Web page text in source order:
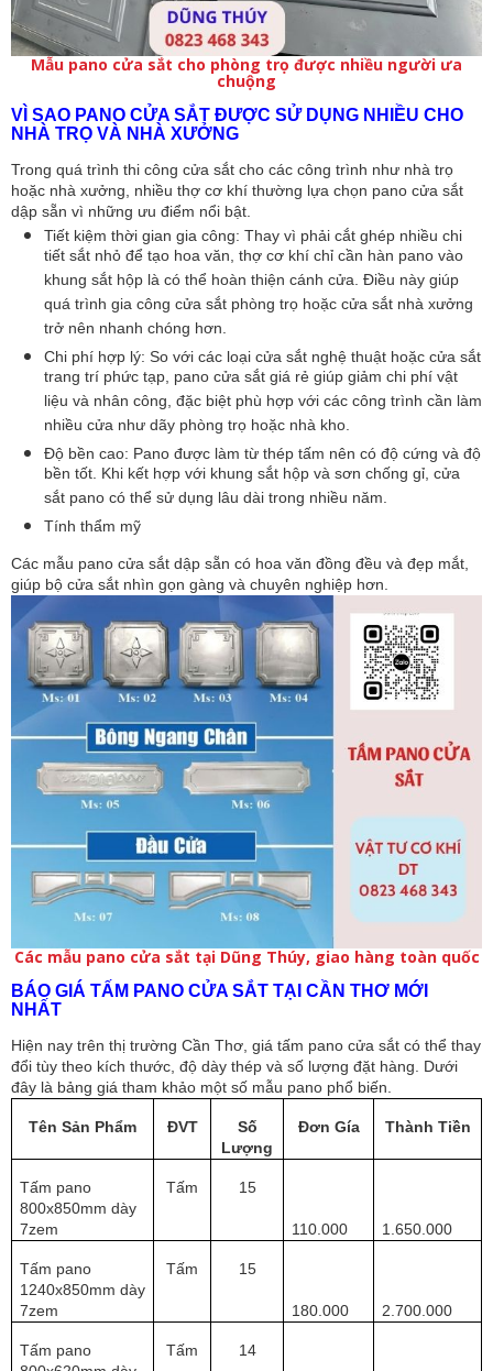
Mẫu pano cửa sắt cho phòng trọ được nhiều người ưa
chuộng
VÌ SAO PANO CỬA SẮT ĐƯỢC SỬ DỤNG NHIỀU CHO
NHÀ TRỌ VÀ NHÀ XƯỞNG
Trong quá trình thi công cửa sắt cho các công trình như nhà trọ
hoặc nhà xưởng, nhiều thợ cơ khí thường lựa chọn pano cửa sắt
dập sẵn vì những ưu điểm nổi bật.
Tiết kiệm thời gian gia công: Thay vì phải cắt ghép nhiều chi
tiết sắt nhỏ để tạo hoa văn, thợ cơ khí chỉ cần hàn pano vào
khung sắt hộp là có thể hoàn thiện cánh cửa. Điều này giúp
quá trình gia công cửa sắt phòng trọ hoặc cửa sắt nhà xưởng
trở nên nhanh chóng hơn.
Chi phí hợp lý: So với các loại cửa sắt nghệ thuật hoặc cửa sắt
trang trí phức tạp, pano cửa sắt giá rẻ giúp giảm chi phí vật
liệu và nhân công, đặc biệt phù hợp với các công trình cần làm
nhiều cửa như dãy phòng trọ hoặc nhà kho.
Độ bền cao: Pano được làm từ thép tấm nên có độ cứng và độ
bền tốt. Khi kết hợp với khung sắt hộp và sơn chống gỉ, cửa
sắt pano có thể sử dụng lâu dài trong nhiều năm.
Tính thẩm mỹ
Các mẫu pano cửa sắt dập sẵn có hoa văn đồng đều và đẹp mắt,
giúp bộ cửa sắt nhìn gọn gàng và chuyên nghiệp hơn.
Các mẫu pano cửa sắt tại Dũng Thúy, giao hàng toàn quốc
BÁO GIÁ TẤM PANO CỬA SẮT TẠI CẦN THƠ MỚI
NHẤT
Hiện nay trên thị trường Cần Thơ, giá tấm pano cửa sắt có thể thay
đổi tùy theo kích thước, độ dày thép và số lượng đặt hàng. Dưới
đây là bảng giá tham khảo một số mẫu pano phổ biến.
Tên Sản Phẩm ĐVT
Số
Lượng
Đơn Gía Thành Tiền
Tấm pano
800x850mm dày
7zem
Tấm 15
110.000 1.650.000
Tấm pano
1240x850mm dày
7zem
Tấm 15
180.000 2.700.000
Tấm pano
Tấm 14